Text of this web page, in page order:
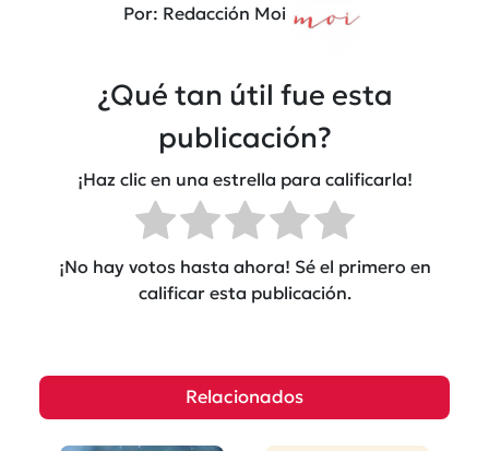
Por: Redacción Moi
¿Qué tan útil fue esta
publicación?
¡Haz clic en una estrella para calificarla!
¡No hay votos hasta ahora! Sé el primero en
calificar esta publicación.
Relacionados